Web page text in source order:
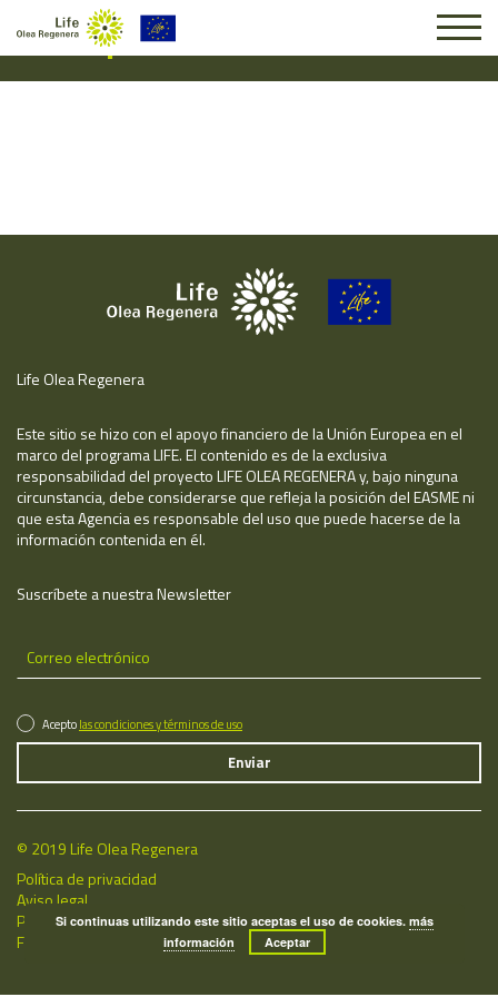
Suscripción #14673
Life Olea Regenera
Este sitio se hizo con el apoyo financiero de la Unión Europea en el
marco del programa LIFE. El contenido es de la exclusiva
responsabilidad del proyecto LIFE OLEA REGENERA y, bajo ninguna
circunstancia, debe considerarse que refleja la posición del EASME ni
que esta Agencia es responsable del uso que puede hacerse de la
información contenida en él.
Suscríbete a nuestra Newsletter
Aceptolas condiciones y términos de uso
© 2019 Life Olea Regenera
Política de privacidad
Aviso legal
Política de cookies
Fecha de última actualización: 08/08/2026
Si continuas utilizando este sitio aceptas el uso de cookies.más
información
Aceptar